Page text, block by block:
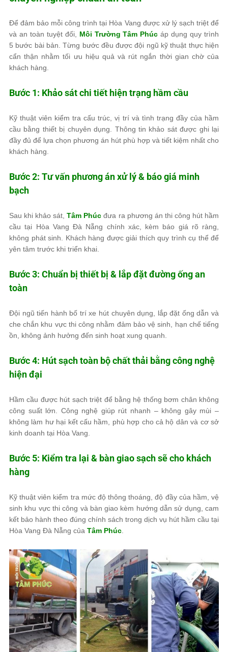
Để đảm bảo mỗi công trình tại Hòa Vang được xử lý sạch triệt để
và an toàn tuyệt đối, Môi Trường Tâm Phúc áp dụng quy trình
5 bước bài bản. Từng bước đều được đội ngũ kỹ thuật thực hiện
cẩn thận nhằm tối ưu hiệu quả và rút ngắn thời gian chờ của
khách hàng.
Bước 1: Khảo sát chi tiết hiện trạng hầm cầu
Kỹ thuật viên kiểm tra cấu trúc, vị trí và tình trạng đầy của hầm
cầu bằng thiết bị chuyên dụng. Thông tin khảo sát được ghi lại
đầy đủ để lựa chọn phương án hút phù hợp và tiết kiệm nhất cho
khách hàng.
Bước 2: Tư vấn phương án xử lý & báo giá minh
bạch
Sau khi khảo sát,Tâm Phúc đưa ra phương án thi công hút hầm
cầu tại Hòa Vang Đà Nẵng chính xác, kèm báo giá rõ ràng,
không phát sinh. Khách hàng được giải thích quy trình cụ thể để
yên tâm trước khi triển khai.
Bước 3: Chuẩn bị thiết bị & lắp đặt đường ống an
toàn
Đội ngũ tiến hành bố trí xe hút chuyên dụng, lắp đặt ống dẫn và
che chắn khu vực thi công nhằm đảm bảo vệ sinh, hạn chế tiếng
ồn, không ảnh hưởng đến sinh hoạt xung quanh.
Bước 4: Hút sạch toàn bộ chất thải bằng công nghệ
hiện đại
Hầm cầu được hút sạch triệt để bằng hệ thống bơm chân không
công suất lớn. Công nghệ giúp rút nhanh – không gây mùi –
không làm hư hại kết cấu hầm, phù hợp cho cả hộ dân và cơ sở
kinh doanh tại Hòa Vang.
Bước 5: Kiểm tra lại & bàn giao sạch sẽ cho khách
hàng
Kỹ thuật viên kiểm tra mức độ thông thoáng, độ đầy của hầm, vệ
sinh khu vực thi công và bàn giao kèm hướng dẫn sử dụng, cam
kết bảo hành theo đúng chính sách trong dịch vụ hút hầm cầu tại
Hòa Vang Đà Nẵng của Tâm Phúc